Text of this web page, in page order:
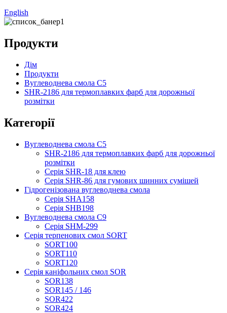
English
Продукти
Дім
Продукти
Вуглеводнева смола C5
SHR-2186 для термоплавких фарб для дорожньої
розмітки
Категорії
Вуглеводнева смола C5
SHR-2186 для термоплавких фарб для дорожньої
розмітки
Серія SHR-18 для клею
Серія SHR-86 для гумових шинних сумішей
Гідрогенізована вуглеводнева смола
Серія SHA158
Серія SHB198
Вуглеводнева смола C9
Серія SHM-299
Серія терпенових смол SORT
SORT100
SORT110
SORT120
Серія каніфольних смол SOR
SOR138
SOR145 / 146
SOR422
SOR424